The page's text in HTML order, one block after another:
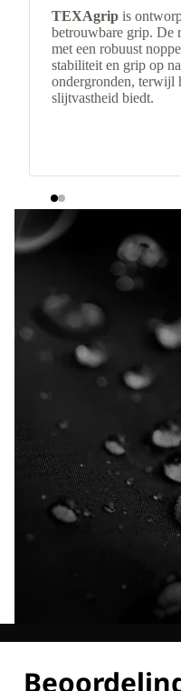
TEXAgrip is
betrouwbare grip. De
met een robuust
stabiliteit en grip op
ondergronden, terwijl
slijtvastheid biedt.